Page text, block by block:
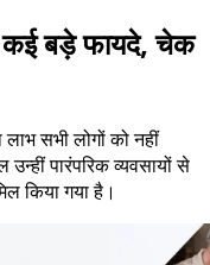
कई बड़े फायदे, चेक
सभी लोगों को नहीं
पारंपरिक व्यवसायों से
किया गया है।